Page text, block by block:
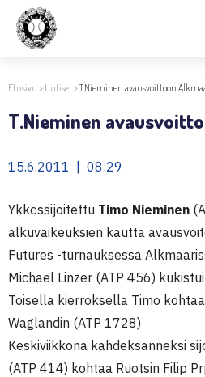
Etusivu > Uutiset>T.Nieminen avausvoittoon
T.Nieminen
15.6.2011 | 08:29
Ykkössijoitettu Timo Nieminen
alkuvaikeuksien kautta
Futures -turnauksessa
Michael Linzer (ATP 456)
Toisella kierroksella Timo
Waglandin (ATP 1728)
Keskiviikkona kahdeksanneksi
(ATP 414) kohtaa Ruotsin Filip